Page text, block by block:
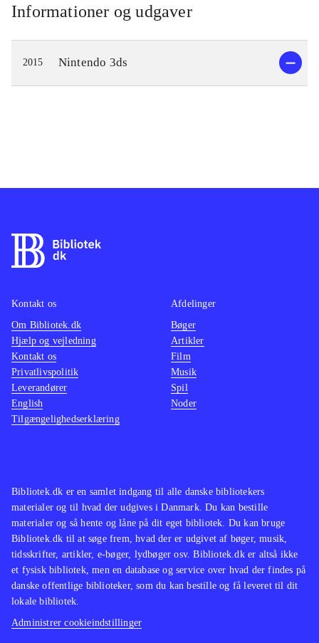
Informationer og udgaver
2015 Nintendo 3ds
Bibliotek.dk er en samlet indgang til alle danske bibliotekers
materialer og til hvad der udgives i Danmark. Du kan bestille
materialer og så hente og låne på dit eget bibliotek. Du kan bruge
Bibliotek.dk til at søge frem, hvad der er udgivet af bøger, musik,
tidsskrifter, artikler, e-bøger, lydbøger osv. Bibliotek.dk er altså ikke
et fysisk bibliotek, men en database og service over hvad der findes på
danske offentlige biblioteker, som du kan bestille og få leveret til dit
lokale bibliotek.
Administrer cookieindstillinger
Kontakt os
Om Bibliotek.dk
Hjælp og vejledning
Kontakt os
Privatlivspolitik
Leverandører
English
Tilgængelighedserklæring
Afdelinger
Bøger
Artikler
Film
Musik
Spil
Noder